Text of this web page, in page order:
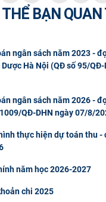
THỂ BẠN
ngân sách năm 2023 -
Hà Nội (QĐ số 95/QĐ-
ngân sách năm 2026 -
QĐ-DHN ngày 07/8/
thực hiện dự toán thu -
năm học 2026-2027
chi 2025